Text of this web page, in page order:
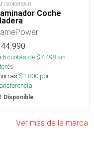
R
Coche
44.990
6cuotas de $7.498sin
$1.800 por
Disponible
Ver más de la marca